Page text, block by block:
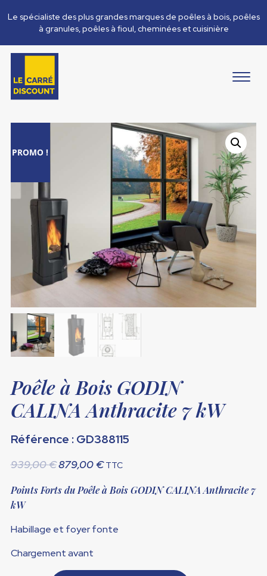
Le spécialiste des plus grandes marques de poêles à bois, poêles
à granules, poêles à fioul, cheminées et cuisinière
PROMO !
Poêle à Bois GODIN
CALINA Anthracite 7 kW
Référence : GD388115
939,00€Le
initial
879,00€Le
actuel
TTC
Points Forts du Poêle à Bois GODIN CALINA Anthracite 7
kW
Habillage et foyer fonte
Chargement avant